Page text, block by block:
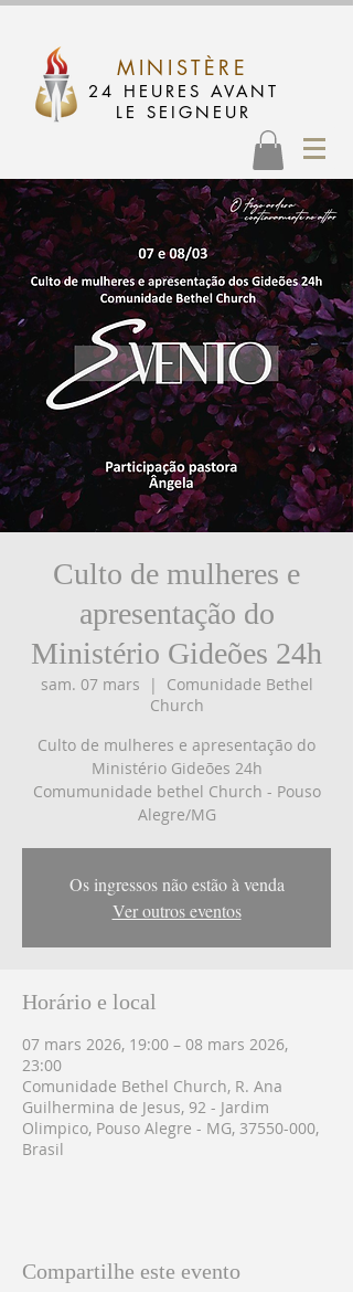
MINISTÈRE
24 HEURES AVANT
LE SEIGNEUR
Culto de mulheres e
apresentação do
Ministério Gideões 24h
sam. 07 mars
  |
Comunidade Bethel
Church
Culto de mulheres e apresentação do
Ministério Gideões 24h
Comumunidade bethel Church - Pouso
Os ingressos não estão à venda
Ver outros eventos
Horário e local
07 mars 2026, 19:00 – 08 mars 2026,
23:00
Comunidade Bethel Church, R. Ana
Guilhermina de Jesus, 92 - Jardim
Olimpico, Pouso Alegre - MG, 37550-000,
Brasil
Compartilhe este evento